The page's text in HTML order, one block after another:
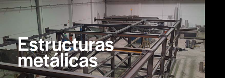
Estructuras
metálicas